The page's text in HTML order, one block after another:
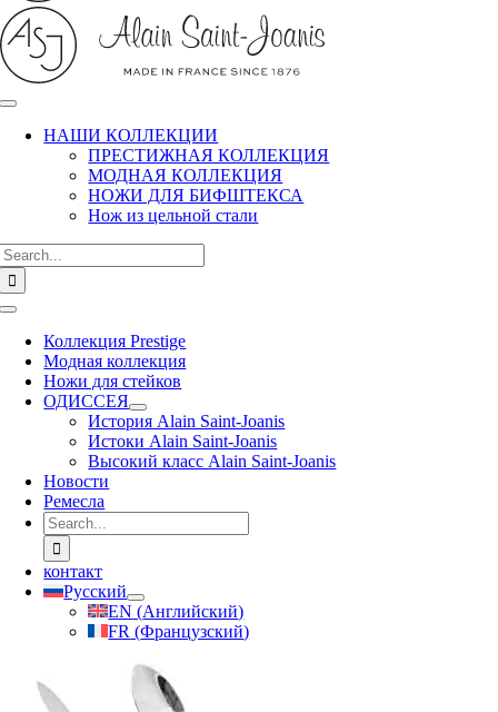
НАШИ КОЛЛЕКЦИИ
ПРЕСТИЖНАЯ КОЛЛЕКЦИЯ
МОДНАЯ КОЛЛЕКЦИЯ
НОЖИ ДЛЯ БИФШТЕКСА
Нож из цельной стали
Toggle
NavigationКоллекция Prestige
Модная коллекция
Ножи для стейков
ОДИССЕЯ
История Alain Saint-Joanis
Истоки Alain Saint-Joanis
Высокий класс Alain Saint-Joanis
Новости
Ремесла
Search
for:
контакт
Русский
EN (Английский)
FR (Французский)